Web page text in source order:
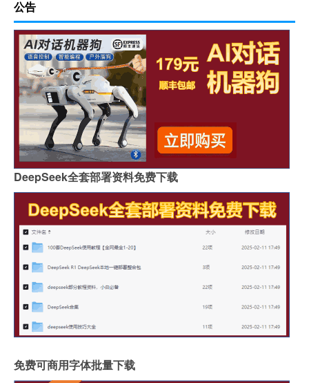
公告
DeepSeek全套部署资料免费下载
免费可商用字体批量下载